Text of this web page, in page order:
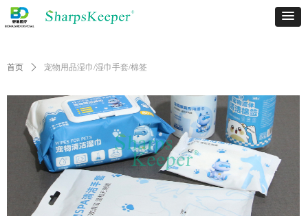
首页 ꄲ 宠物用品湿巾/湿巾手套/棉签